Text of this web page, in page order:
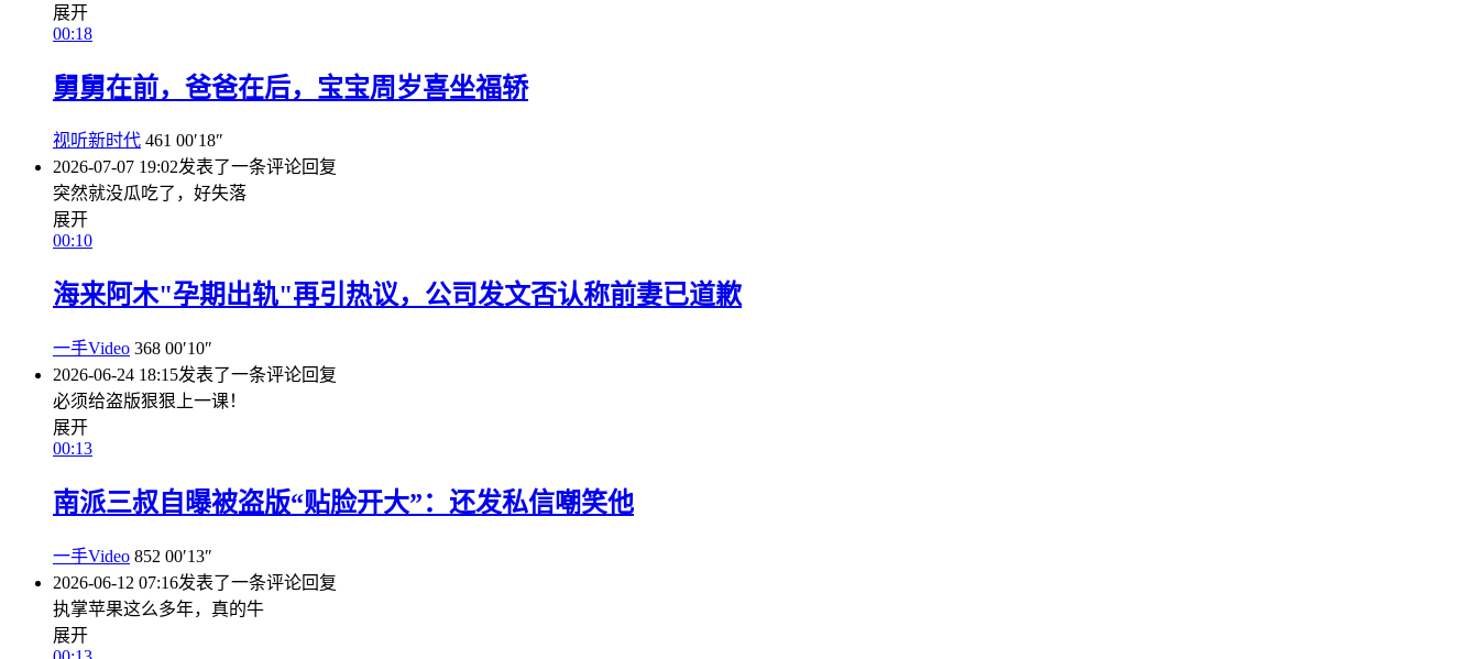
展开
00:18
舅舅在前，爸爸在后，宝宝周岁喜坐福轿
视听新时代 461 00′18″
2026-07-07 19:02发表了一条评论回复
突然就没瓜吃了，好失落
展开
00:10
海来阿木"孕期出轨"再引热议，公司发文否认称前妻已道歉
一手Video 368 00′10″
2026-06-24 18:15发表了一条评论回复
必须给盗版狠狠上一课！
展开
00:13
南派三叔自曝被盗版“贴脸开大”：还发私信嘲笑他
一手Video 852 00′13″
2026-06-12 07:16发表了一条评论回复
执掌苹果这么多年，真的牛
展开